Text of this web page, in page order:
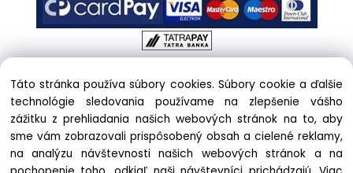
Copyright © 2017 kreativnypapier.sk, All rights reserved |
hajekova@kreativnypapier.sk| Beckovská 38/A, 831 04
Bratislava
Odstúpenie od zmluvy:
Táto stránka používa súbory cookies. Súbory cookie a ďalšie
technológie sledovania používame na zlepšenie vášho
zážitku z prehliadania našich webových stránok na to, aby
sme vám zobrazovali prispôsobený obsah a cielené reklamy,
na analýzu návštevnosti našich webových stránok a na